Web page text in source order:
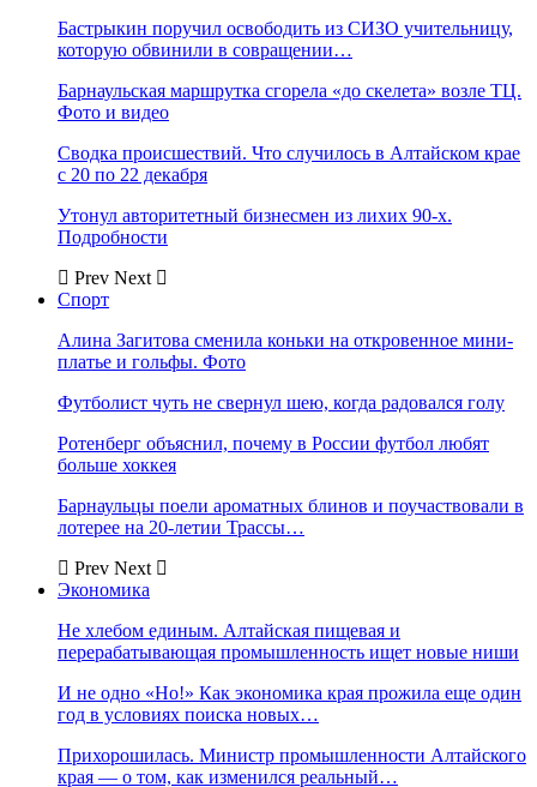
Бастрыкин поручил освободить из СИЗО учительницу,
которую обвинили в совращении…
Барнаульская маршрутка сгорела «до скелета» возле ТЦ.
Фото и видео
Сводка происшествий. Что случилось в Алтайском крае
с 20 по 22 декабря
Утонул авторитетный бизнесмен из лихих 90-х.
Подробности
Prev Next
Спорт
Алина Загитова сменила коньки на откровенное мини-
платье и гольфы. Фото
Футболист чуть не свернул шею, когда радовался голу
Ротенберг объяснил, почему в России футбол любят
больше хоккея
Барнаульцы поели ароматных блинов и поучаствовали в
лотерее на 20-летии Трассы…
Prev Next
Экономика
Не хлебом единым. Алтайская пищевая и
перерабатывающая промышленность ищет новые ниши
И не одно «Но!» Как экономика края прожила еще один
год в условиях поиска новых…
Прихорошилась. Министр промышленности Алтайского
края — о том, как изменился реальный…